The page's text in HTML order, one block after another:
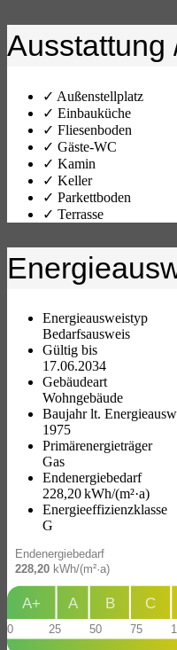
Ausstattung
✓ Außenstellplatz
✓ Einbauküche
✓ Fliesenboden
✓ Gäste-WC
✓ Kamin
✓ Keller
✓ Parkettboden
✓ Terrasse
Energieausweistyp
Bedarfs­ausweis
Gültig bis
17.06.2034
Gebäudeart
Wohngebäude
Baujahr lt.
1975
Primärenergieträger
Gas
Endenergie­bedarf
228,20 kWh/(m²·a)
Energie­effizienz­klasse
G
0 25 50 75
C
B
A
A+
Endenergiebedarf
228,20 kWh/(m²·a)